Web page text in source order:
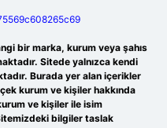
bir marka, kurum veya şahıs
Sitede yalnızca kendi
Burada yer alan içerikler
kurum ve kişiler hakkında
ve kişiler ile isim
bilgiler taslak